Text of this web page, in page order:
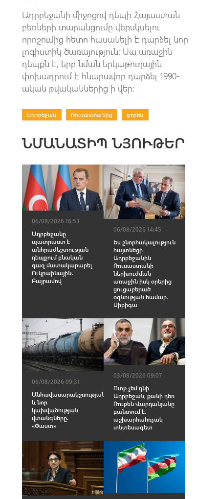
Ադրբեջանի միջոցով դեպի Հայաստան
բեռների տարանցումը վերսկսելու
որոշումից հետո հասանելի է դարձել նոր
լոգիստիկ ծառայություն: Սա առաջին
դեպքն է, երբ նման երկաթուղային
փոխադրում է հնարավոր դարձել 1990-
ական թվականներից ի վեր:
Ադրբեջան Ռուսաստանից ցորեն
ՆՄԱՆԱՏԻՊ ՆՅՈՒԹԵՐ
06/08/2026 16:53
Ադրբեջանը
պատրաստ է
անհրաժեշտության
դեպքում բնական
գազ մատակարարել
Ուկրաինային․
Բայրամով
06/08/2026 14:45
Ես շնորհակալություն
հայտնեցի
Ադրբեջանին
Ռուսաստանի
ներխուժման
առաջին իսկ օրերից
ցուցաբերած
օգնության համար․
Սիբիգա
06/08/2026 09:31
Անհավասարակշռության
և նոր
կախվածության
վտանգները.
«Փաստ»
03/08/2026 09:07
Ոտք չեմ դնի
Ադրբեջան, քանի դեռ
Ռուբեն Վարդանյանը
բանտում է․
աշխարհահռչակ
տնտեսագետ